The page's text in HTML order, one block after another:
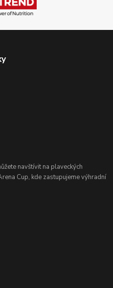
navštívit na plaveckých
Cup, kde zastupujeme výhradní